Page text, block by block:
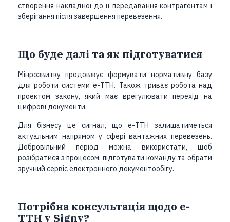
створення накладної до її передавання контрагентам і
зберігання після завершення перевезення.
Що буде далі та як підготуватися
Мінрозвитку продовжує формувати нормативну базу
для роботи системи е-ТТН. Також триває робота над
проектом закону, який має врегулювати перехід на
цифрові документи.
Для бізнесу це сигнал, що е-ТТН залишатиметься
актуальним напрямом у сфері вантажних перевезень.
Добровільний період можна використати, щоб
розібратися з процесом, підготувати команду та обрати
зручний сервіс електронного документообігу.
Потрібна консультація щодо е-
ТТН у Signy?